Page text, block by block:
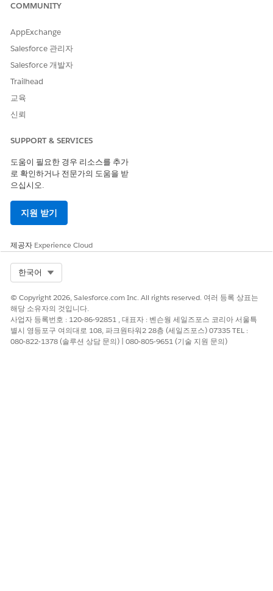
COMMUNITY
AppExchange
Salesforce 관리자
Salesforce 개발자
Trailhead
교육
신뢰
SUPPORT & SERVICES
도움이 필요한 경우 리소스를 추가
로 확인하거나 전문가의 도움을 받
으십시오.
지원 받기
제공자 Experience Cloud
한국어
© Copyright 2026, Salesforce.com Inc. All rights reserved. 여러 등록 상표는
해당 소유자의 것입니다.
사업자 등록번호 : 120-86-92851 , 대표자 : 벤슨웡 세일즈포스 코리아 서울특
별시 영등포구 여의대로 108, 파크원타워2 28층 (세일즈포스) 07335 TEL :
080-822-1378 (솔루션 상담 문의) | 080-805-9651 (기술 지원 문의)